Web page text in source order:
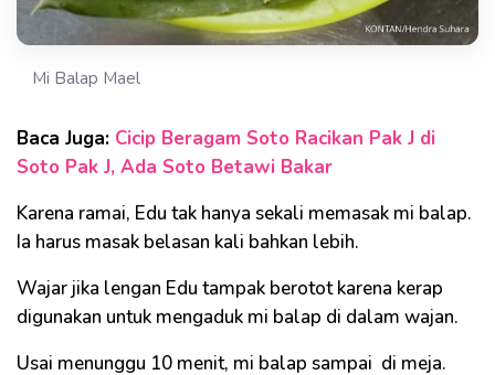
Mi Balap Mael
Baca Juga: Cicip Beragam Soto Racikan Pak J di
Soto Pak J, Ada Soto Betawi Bakar
Karena ramai, Edu tak hanya sekali memasak mi balap.
Ia harus masak belasan kali bahkan lebih.
Wajar jika lengan Edu tampak berotot karena kerap
digunakan untuk mengaduk mi balap di dalam wajan.
Usai menunggu 10 menit, mi balap sampai di meja.